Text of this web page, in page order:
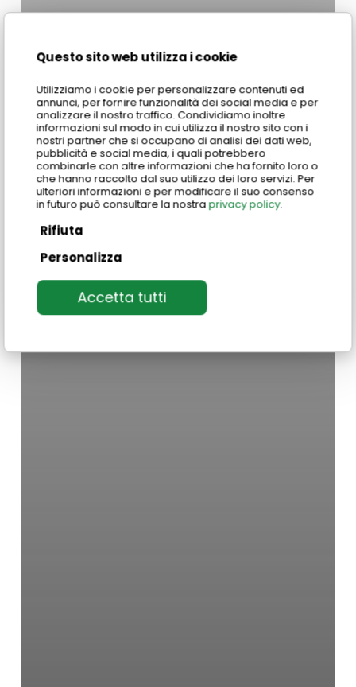
Questo sito web utilizza i cookie
Utilizziamo i cookie per personalizzare contenuti ed
annunci, per fornire funzionalità dei social media e per
analizzare il nostro traffico. Condividiamo inoltre
informazioni sul modo in cui utilizza il nostro sito con i
nostri partner che si occupano di analisi dei dati web,
pubblicità e social media, i quali potrebbero
combinarle con altre informazioni che ha fornito loro o
che hanno raccolto dal suo utilizzo dei loro servizi. Per
ulteriori informazioni e per modificare il suo consenso
in futuro può consultare la nostra privacy policy.
Rifiuta
Personalizza
Accetta tutti